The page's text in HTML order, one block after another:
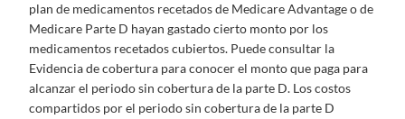
plan de medicamentos recetados de Medicare Advantage o de
Medicare Parte D hayan gastado cierto monto por los
medicamentos recetados cubiertos. Puede consultar la
Evidencia de cobertura para conocer el monto que paga para
alcanzar el periodo sin cobertura de la parte D. Los costos
compartidos por el periodo sin cobertura de la parte D